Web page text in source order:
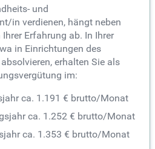
und
in verdienen, hängt neben
Erfahrung ab. In Ihrer
in Einrichtungen des
erhalten Sie als
im:
ca. 1.191 € brutto/Monat
ca. 1.252 € brutto/Monat
ca. 1.353 € brutto/Monat